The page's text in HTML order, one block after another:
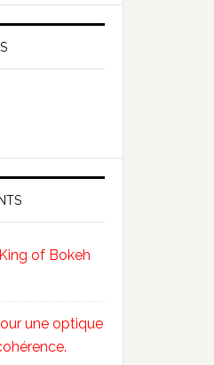
of Bokeh
une optique